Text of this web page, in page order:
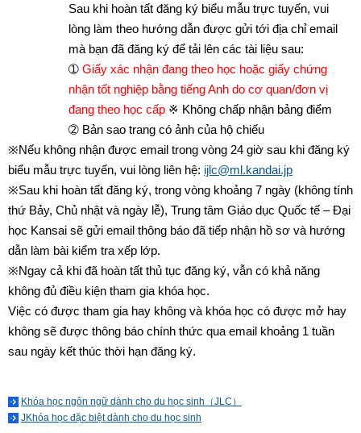
Sau khi hoàn tất đăng ký biểu mẫu trực tuyến, vui
lòng làm theo hướng dẫn được gửi tới địa chỉ email
mà bạn đã đăng ký để tải lên các tài liệu sau:
➀ Giấy xác nhận đang theo học hoặc giấy chứng
nhận tốt nghiệp bằng tiếng Anh do cơ quan/đơn vị
đang theo học cấp ※ Không chấp nhận bảng điểm
➁ Bản sao trang có ảnh của hộ chiếu
※Nếu không nhận được email trong vòng 24 giờ sau khi đăng ký
biểu mẫu trực tuyến, vui lòng liên hệ: ijlc@ml.kandai.jp
※Sau khi hoàn tất đăng ký, trong vòng khoảng 7 ngày (không tính
thứ Bảy, Chủ nhật và ngày lễ), Trung tâm Giáo dục Quốc tế – Đại
học Kansai sẽ gửi email thông báo đã tiếp nhận hồ sơ và hướng
dẫn làm bài kiểm tra xếp lớp.
※Ngay cả khi đã hoàn tất thủ tục đăng ký, vẫn có khả năng
không đủ điều kiện tham gia khóa học.
Việc có được tham gia hay không và khóa học có được mở hay
không sẽ được thông báo chính thức qua email khoảng 1 tuần
sau ngày kết thúc thời hạn đăng ký.
Khóa học ngôn ngữ dành cho du học sinh（JLC）
JKhóa học đặc biệt dành cho du học sinh